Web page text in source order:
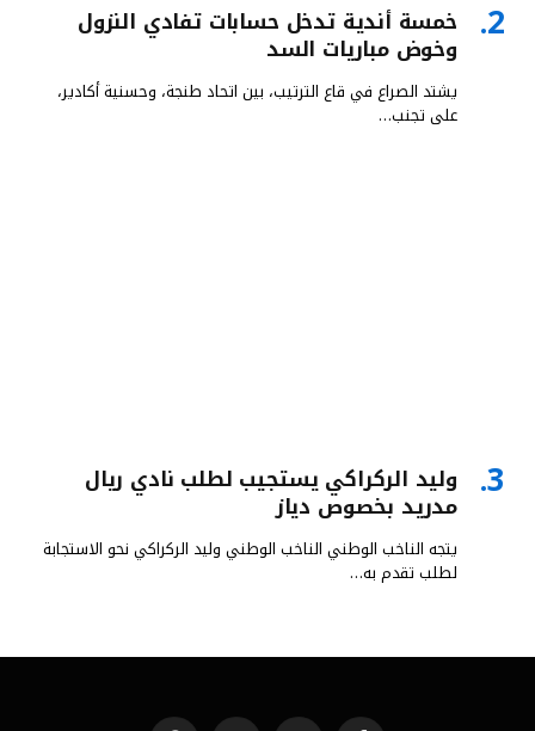
خمسة أندية تدخل حسابات تفادي النزول
وخوض مباريات السد
يشتد الصراع في قاع الترتيب، بين اتحاد طنجة، وحسنية أكادير،
على تجنب…
وليد الركراكي يستجيب لطلب نادي ريال
مدريد بخصوص دياز
يتجه الناخب الوطني الناخب الوطني وليد الركراكي نحو الاستجابة
لطلب تقدم به…